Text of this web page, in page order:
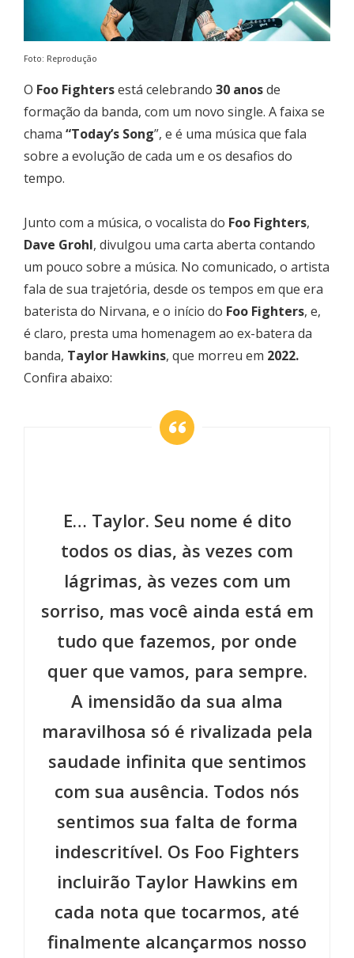
Foto: Reprodução
O Foo Fightersestá celebrando 30 anosde
formação da banda, com um novo single. A faixa se
chama “Today’s Song”, e é uma música que fala
sobre a evolução de cada um e os desafios do
tempo.
Junto com a música, o vocalista do Foo Fighters,
Dave Grohl, divulgou uma carta aberta contando
um pouco sobre a música. No comunicado, o artista
fala de sua trajetória, desde os tempos em que era
baterista do Nirvana, e o início do Foo Fighters, e,
é claro, presta uma homenagem ao ex-batera da
banda, Taylor Hawkins, que morreu em 2022.
Confira abaixo:
E… Taylor. Seu nome é dito
todos os dias, às vezes com
lágrimas, às vezes com um
sorriso, mas você ainda está em
tudo que fazemos, por onde
quer que vamos, para sempre.
A imensidão da sua alma
maravilhosa só é rivalizada pela
saudade infinita que sentimos
com sua ausência. Todos nós
sentimos sua falta de forma
indescritível. Os Foo Fighters
incluirão Taylor Hawkins em
cada nota que tocarmos, até
finalmente alcançarmos nosso